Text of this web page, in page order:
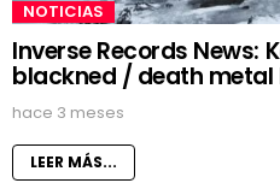
NOTICIAS
Inverse Records News:
blackned / death metal
hace 3 meses
LEER MÁS...